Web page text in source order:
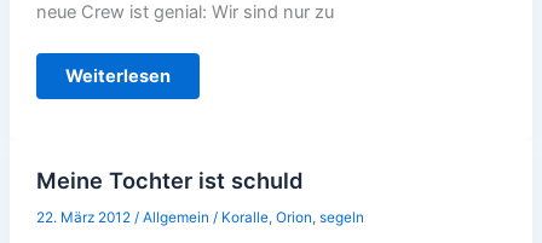
neue Crew ist genial: Wir sind nur zu
Auf
Weiterlesen
Meine Tochter ist schuld
22. März 2012 / Allgemein / Koralle, Orion, segeln